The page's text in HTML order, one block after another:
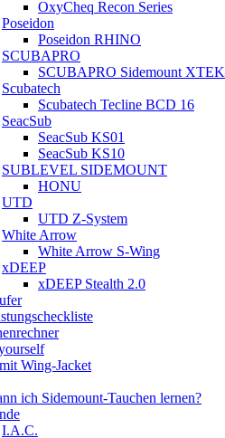
OxyCheq Recon Series
Poseidon
Poseidon RHINO
SCUBAPRO
SCUBAPRO Sidemount XTEK
Scubatech
Scubatech Tecline BCD 16
SeacSub
SeacSub KS01
SeacSub KS10
SUBLEVEL SIDEMOUNT
HONU
UTD
UTD Z-System
White Arrow
White Arrow S-Wing
xDEEP
xDEEP Stealth 2.0
Wing-Jacket
ich Sidemount-Tauchen lernen?
I.A.C.